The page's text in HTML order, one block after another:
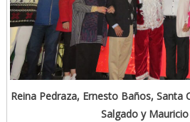
Reina Pedraza, Ernesto Baños, Santa
Salgado y